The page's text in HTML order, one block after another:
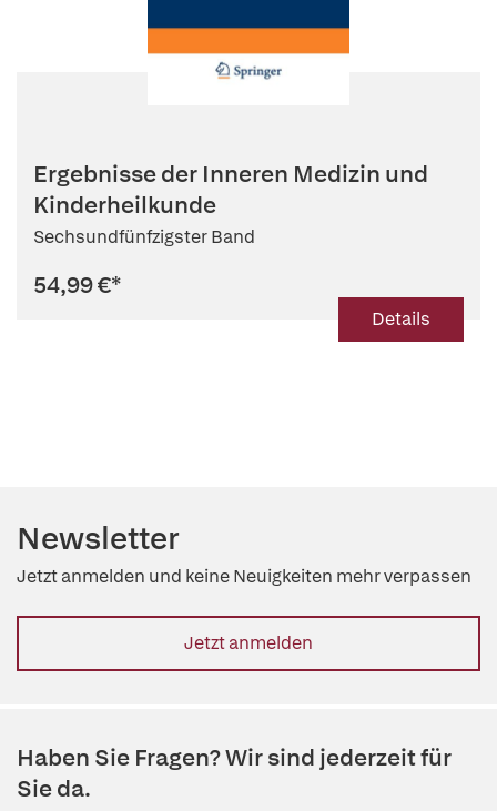
Ergebnisse der Inneren Medizin und
Kinderheilkunde
Sechsundfünfzigster Band
54,99 €*
Details
Newsletter
Jetzt anmelden und keine Neuigkeiten mehr verpassen
Jetzt anmelden
Haben Sie Fragen? Wir sind jederzeit für
Sie da.